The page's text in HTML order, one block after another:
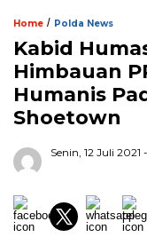
Home / Polda News
Kabid
Himbauan
Humanis
Shoetown
Senin, 12 Juli 2021